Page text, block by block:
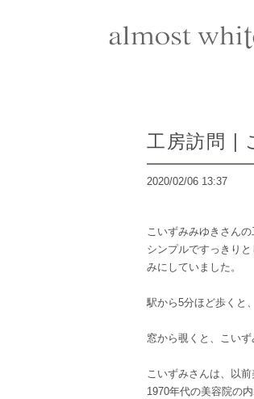
工房訪問 |
2020/02/06 13:37
こいずみみゆきさん
シンプルですっきり
みにしていました。
駅から5分ほど歩くと
窓から覗くと、こい
こいずみさんは、以
1970年代の美容院の